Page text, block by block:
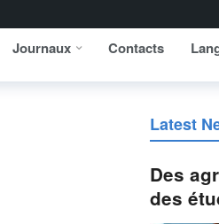
Journaux Contacts
Latest
Des
des